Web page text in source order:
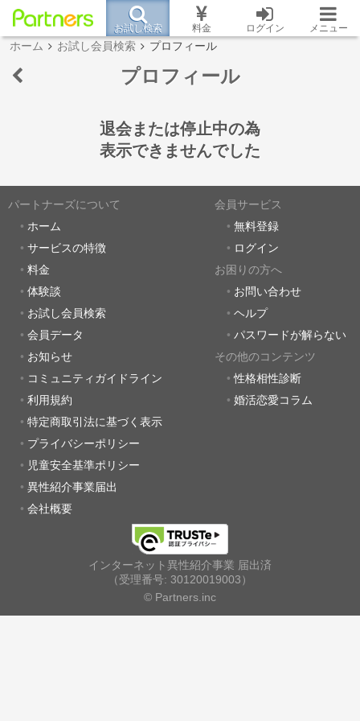
お試し検索 料金 ログイン メニュー
ホーム お試し会員検索 プロフィール
プロフィール
退会または停止中の為
表示できませんでした
パートナーズについて
ホーム
サービスの特徴
料金
体験談
お試し会員検索
会員データ
お知らせ
コミュニティガイドライン
利用規約
特定商取引法に基づく表示
プライバシーポリシー
児童安全基準ポリシー
異性紹介事業届出
会社概要
会員サービス
無料登録
ログイン
お困りの方へ
お問い合わせ
ヘルプ
パスワードが解らない
その他のコンテンツ
性格相性診断
婚活恋愛コラム
インターネット異性紹介事業 届出済
（受理番号: 30120019003）
© Partners.inc